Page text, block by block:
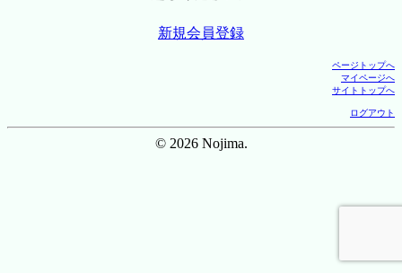
新規会員登録
ページトップへ
マイページへ
サイトトップへ
ログアウト
© 2026 Nojima.